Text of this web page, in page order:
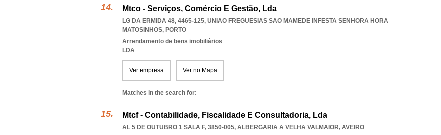
Mtco - Serviços, Comércio E Gestão, Lda
LG DA ERMIDA 48, 4465-125, UNIAO FREGUESIAS SAO MAMEDE INFESTA SENHORA HORA
MATOSINHOS, PORTO
Arrendamento de bens imobiliários
LDA
Ver empresa Ver no Mapa
Matches in the search for:
Mtcf - Contabilidade, Fiscalidade E Consultadoria, Lda
AL 5 DE OUTUBRO 1 SALA F, 3850-005, ALBERGARIA A VELHA VALMAIOR, AVEIRO